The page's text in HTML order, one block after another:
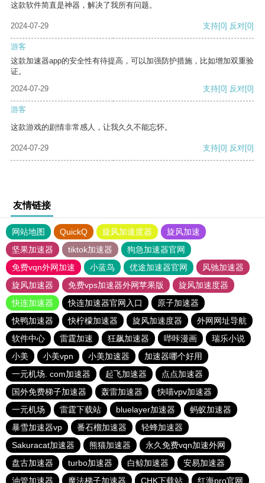
这款软件简直是神器，解决了我所有问题。
2024-07-29 支持[0] 反对[0]
游客
这款加速器app的安全性有待提高，可以加强防护措施，比如增加双重验
证。
2024-07-29
支持[0] 反对[0]
游客
这款游戏的剧情非常感人，让我久久不能忘怀。
2024-07-29 支持[0] 反对[0]
友情链接
网站地图 QuickQ 旋风加速度器
旋风加速
坚果加速器
tiktok加速器
狗急加速器官网
免费vqn外网加速
小蓝鸟 优途加速器官网
风驰加速器
旋风加速器
免费vps加速器外网苹果版
旋风加速度器
快连加速器
快连加速器官网入口
原子加速器
快鸭加速器
快柠檬加速器 旋风加速度器
外网网址导航
软件中心
雷霆加速 狂飙加速器 哔咔漫画
瑞乐小说
小美
小美vpn 小美加速器
加速器哪个好用
一元机场. com加速器
起飞加速器
点点加速器
国外免费梯子加速器
轰雷加速器
快喵vpv加速器
一元机场
雷霆下载站 bluelayer加速器
蚂蚁加速器
暴雪加速器vp
番石榴加速器
轻蜂加速器
Sakuracat加速器
熊猫加速器
永久免费vqn加速外网
盘古加速器
turbo加速器 白鲸加速器
安易加速器
油管加速器
魔法梯子加速器 CHK下载站 红海pro官网